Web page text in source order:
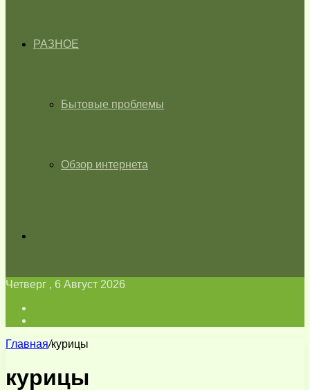
РАЗНОЕ
Бытовые проблемы
Обзор интернета
Четверг , 6 Август 2026
Главная/курицы
курицы